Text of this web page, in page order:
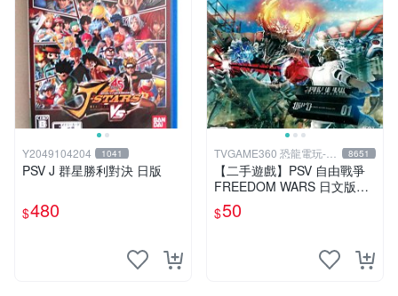
Y2049104204 1041
PSV J 群星勝利對決 日版
$480
TVGAME360 恐龍電玩-台
中店
8651
【二手遊戲】PSV 自由戰爭
FREEDOM WARS 日文版
【台中恐龍電玩】
$50